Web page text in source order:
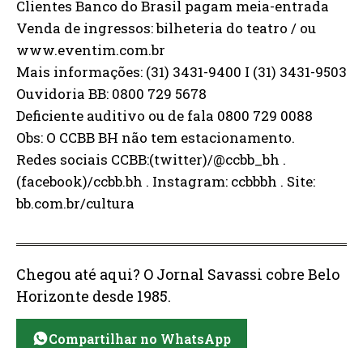
Clientes Banco do Brasil pagam meia-entrada
Venda de ingressos: bilheteria do teatro / ou
www.eventim.com.br
Mais informações: (31) 3431-9400 I (31) 3431-9503
Ouvidoria BB: 0800 729 5678
Deficiente auditivo ou de fala 0800 729 0088
Obs: O CCBB BH não tem estacionamento.
Redes sociais CCBB:(twitter)/@ccbb_bh .
(facebook)/ccbb.bh . Instagram: ccbbbh . Site:
bb.com.br/cultura
Chegou até aqui? O Jornal Savassi cobre Belo
Horizonte desde 1985.
Compartilhar no WhatsApp